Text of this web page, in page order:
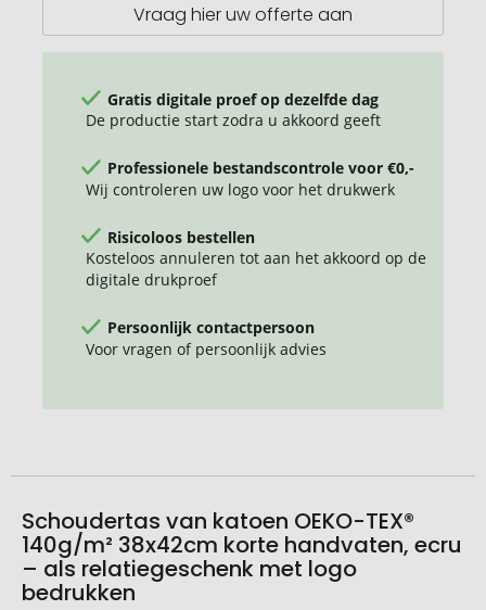
handvatten
Vraag hier uw offerte aan
Gratis digitale proef op dezelfde dag
De productie start zodra u akkoord geeft
Professionele bestandscontrole voor €0,-
Wij controleren uw logo voor het drukwerk
Risicoloos bestellen
Kosteloos annuleren tot aan het akkoord op de
digitale drukproef
Persoonlijk contactpersoon
Voor vragen of persoonlijk advies
Schoudertas van katoen OEKO-TEX®
140g/m² 38x42cm korte handvaten, ecru
– als relatiegeschenk met logo
bedrukken